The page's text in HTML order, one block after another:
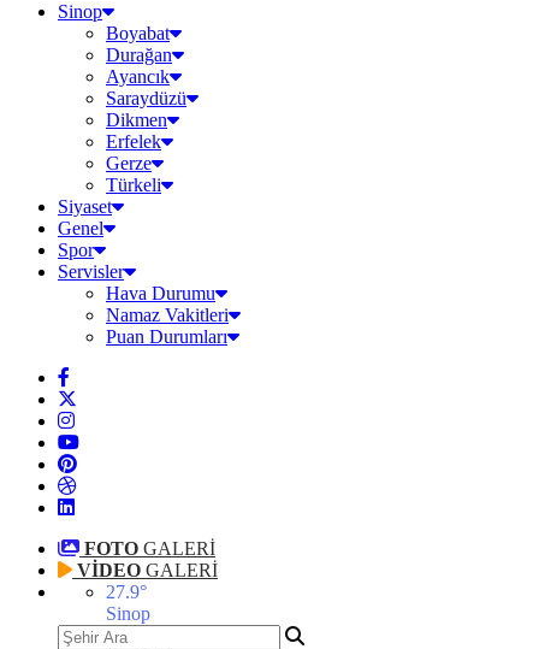
Sinop
Boyabat
Durağan
Ayancık
Saraydüzü
Dikmen
Erfelek
Gerze
Türkeli
Siyaset
Genel
Spor
Servisler
Hava Durumu
Namaz Vakitleri
Puan Durumları
FOTO GALERİ
VİDEO GALERİ
27.9°
Sinop